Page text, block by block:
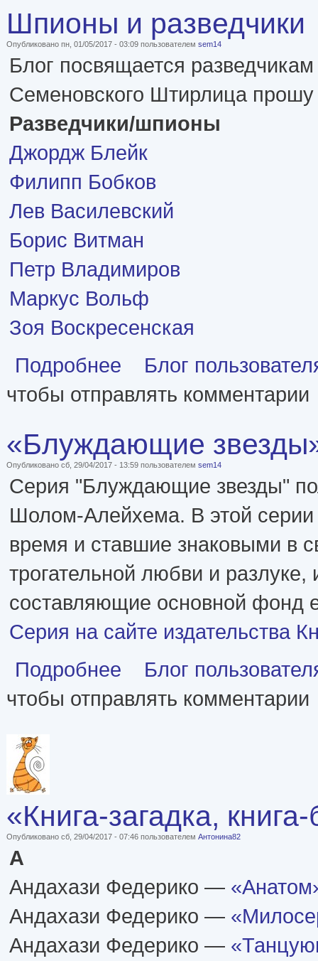
Шпионы и разведчики
Опубликовано пн, 01/05/2017 - 03:09 пользователем sem14
Блог посвящается
Семеновского Штирлица прошу
Разведчики/шпионы
Джордж Блейк
Филипп Бобков
Лев Василевский
Борис Витман
Петр Владимиров
Маркус Вольф
Зоя Воскресенская
Подробнее о Шпионы и разведчики
Блог
чтобы отправлять комментарии
«Блуждающие
Опубликовано сб, 29/04/2017 - 13:59 пользователем sem14
Серия "Блуждающие звезды"
Шолом-Алейхема. В этой серии
время и ставшие знаковыми в
трогательной любви и
составляющие основной фонд
Серия на сайте издательства
Подробнее о «Блуждающие звезды», серия издательства
Блог
чтобы отправлять комментарии
«Книга-загадка,
Опубликовано сб, 29/04/2017 - 07:46 пользователем Антонина82
А
Андахази Федерико —
Андахази Федерико —
Андахази Федерико —